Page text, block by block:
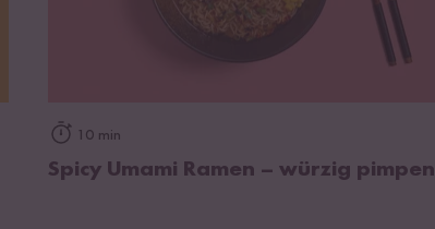
10 min
Spicy Umami Ramen – würzig pimpen